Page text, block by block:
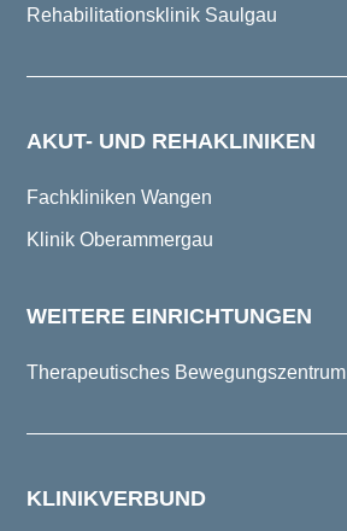
Rehabilitationsklinik Saulgau
AKUT- UND REHAKLINIKEN
Fachkliniken Wangen
Klinik Oberammergau
WEITERE EINRICHTUNGEN
Therapeutisches Bewegungszentrum
KLINIKVERBUND